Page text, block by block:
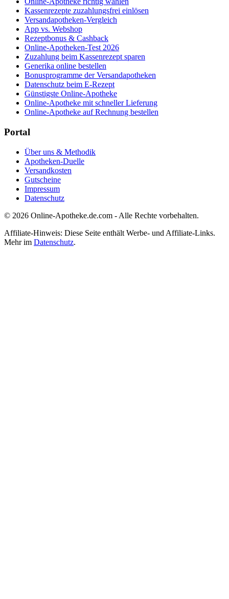
Kassenrezepte zuzahlungsfrei einlösen
Versandapotheken-Vergleich
App vs. Webshop
Rezeptbonus & Cashback
Online-Apotheken-Test 2026
Zuzahlung beim Kassenrezept sparen
Generika online bestellen
Bonusprogramme der Versandapotheken
Datenschutz beim E-Rezept
Günstigste Online-Apotheke
Online-Apotheke mit schneller Lieferung
Online-Apotheke auf Rechnung bestellen
Portal
Über uns & Methodik
Apotheken-Duelle
Versandkosten
Gutscheine
Impressum
Datenschutz
© 2026 Online-Apotheke.de.com - Alle Rechte vorbehalten.
Affiliate-Hinweis: Diese Seite enthält Werbe- und Affiliate-Links.
Mehr im Datenschutz.